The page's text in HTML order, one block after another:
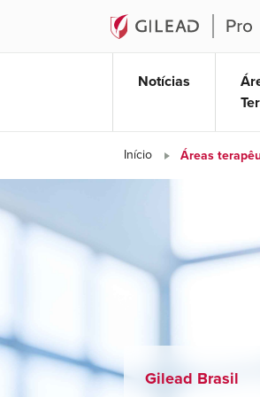
Áreas
Notícias
Início Áreas
Gilead Brasil